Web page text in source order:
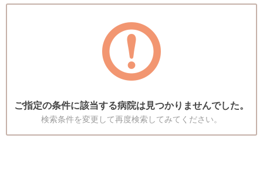
ご指定の条件に該当する病院は見つかりませんでした。
検索条件を変更して再度検索してみてください。